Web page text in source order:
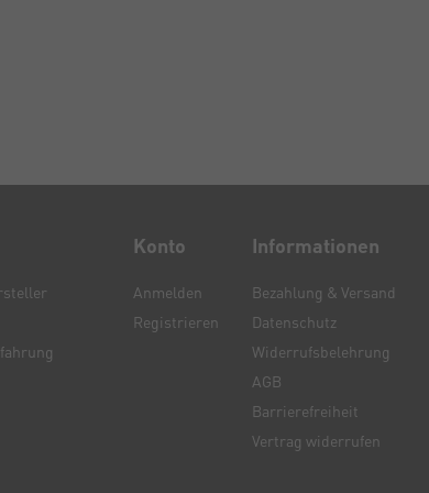
Konto
Anmelden
Registrieren
Informationen
Bezahlung & Versand
Datenschutz
Widerrufsbelehrung
AGB
Barrierefreiheit
Vertrag widerrufen